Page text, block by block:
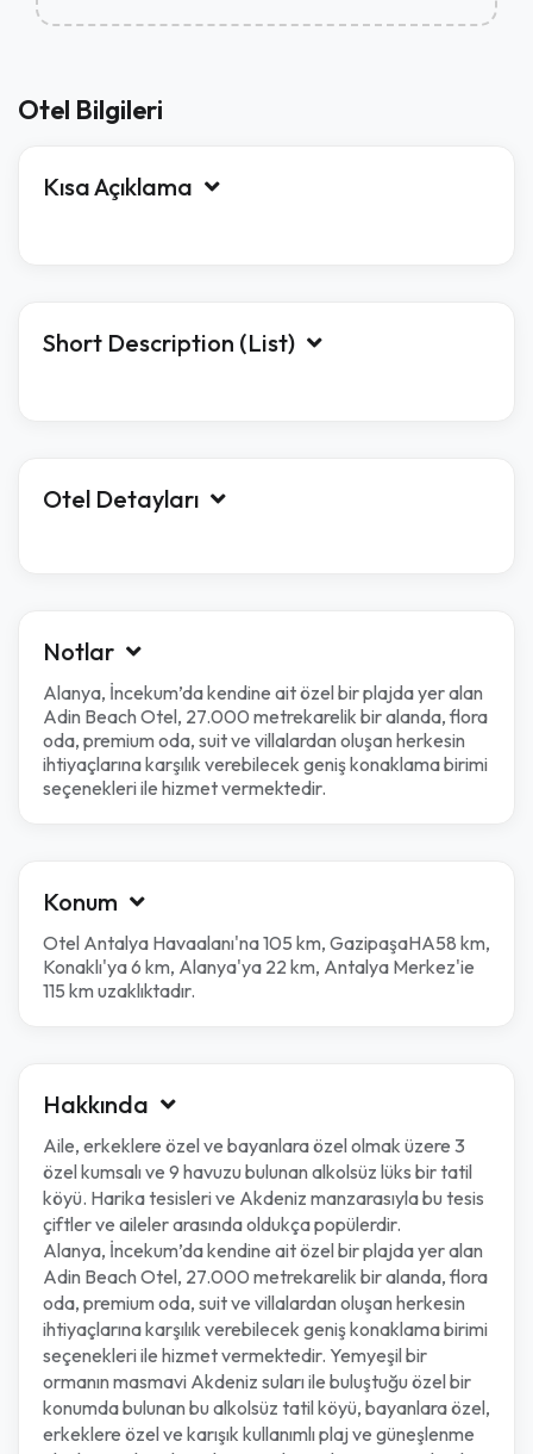
Otel Bilgileri
Kısa Açıklama
Short Description (List)
Otel Detayları
Notlar
Alanya, İncekum’da kendine ait özel bir plajda yer alan
Adin Beach Otel, 27.000 metrekarelik bir alanda, flora
oda, premium oda, suit ve villalardan oluşan herkesin
ihtiyaçlarına karşılık verebilecek geniş konaklama birimi
seçenekleri ile hizmet vermektedir.
Konum
Otel Antalya Havaalanı'na 105 km, GazipaşaHA58 km,
Konaklı'ya 6 km, Alanya'ya 22 km, Antalya Merkez'ie
115 km uzaklıktadır.
Hakkında
Aile, erkeklere özel ve bayanlara özel olmak üzere 3
özel kumsalı ve 9 havuzu bulunan alkolsüz lüks bir tatil
köyü. Harika tesisleri ve Akdeniz manzarasıyla bu tesis
çiftler ve aileler arasında oldukça popülerdir.
Alanya, İncekum’da kendine ait özel bir plajda yer alan
Adin Beach Otel, 27.000 metrekarelik bir alanda, flora
oda, premium oda, suit ve villalardan oluşan herkesin
ihtiyaçlarına karşılık verebilecek geniş konaklama birimi
seçenekleri ile hizmet vermektedir. Yemyeşil bir
ormanın masmavi Akdeniz suları ile buluştuğu özel bir
konumda bulunan bu alkolsüz tatil köyü, bayanlara özel,
erkeklere özel ve karışık kullanımlı plaj ve güneşlenme